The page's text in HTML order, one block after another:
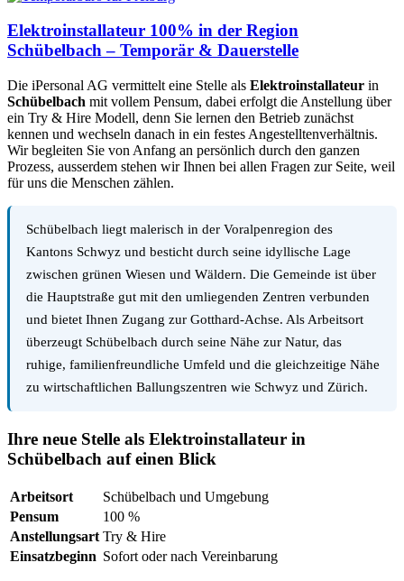
Elektroinstallateur 100% in der Region
Schübelbach – Temporär & Dauerstelle
Die iPersonal AG vermittelt eine Stelle als Elektroinstallateur in
Schübelbach mit vollem Pensum, dabei erfolgt die Anstellung über
ein Try & Hire Modell, denn Sie lernen den Betrieb zunächst
kennen und wechseln danach in ein festes Angestelltenverhältnis.
Wir begleiten Sie von Anfang an persönlich durch den ganzen
Prozess, ausserdem stehen wir Ihnen bei allen Fragen zur Seite, weil
für uns die Menschen zählen.
Schübelbach liegt malerisch in der Voralpenregion des
Kantons Schwyz und besticht durch seine idyllische Lage
zwischen grünen Wiesen und Wäldern. Die Gemeinde ist über
die Hauptstraße gut mit den umliegenden Zentren verbunden
und bietet Ihnen Zugang zur Gotthard-Achse. Als Arbeitsort
überzeugt Schübelbach durch seine Nähe zur Natur, das
ruhige, familienfreundliche Umfeld und die gleichzeitige Nähe
zu wirtschaftlichen Ballungszentren wie Schwyz und Zürich.
Ihre neue Stelle als Elektroinstallateur in
Schübelbach auf einen Blick
Arbeitsort
Schübelbach und Umgebung
Pensum
100 %
Anstellungsart Try & Hire
Einsatzbeginn Sofort oder nach Vereinbarung